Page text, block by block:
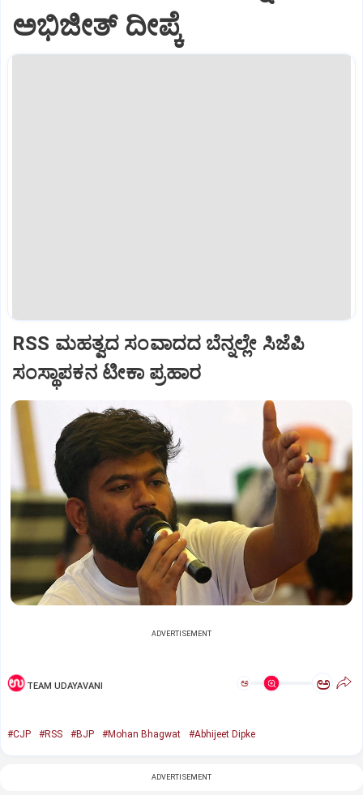
ಅಭಿಜೀತ್ ದೀಪ್ಕೆ
RSS ಮಹತ್ವದ ಸಂವಾದದ ಬೆನ್ನಲ್ಲೇ ಸಿಜೆಪಿ
ಸಂಸ್ಥಾಪಕನ ಟೀಕಾ ಪ್ರಹಾರ
ADVERTISEMENT
TEAM UDAYAVANI ಅ ಅ
#CJP #RSS #BJP #Mohan Bhagwat #Abhijeet Dipke
ADVERTISEMENT